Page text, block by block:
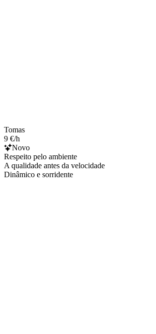
Tomas
9 €/h
Novo
Respeito pelo ambiente
A qualidade antes da velocidade
Dinâmico e sorridente